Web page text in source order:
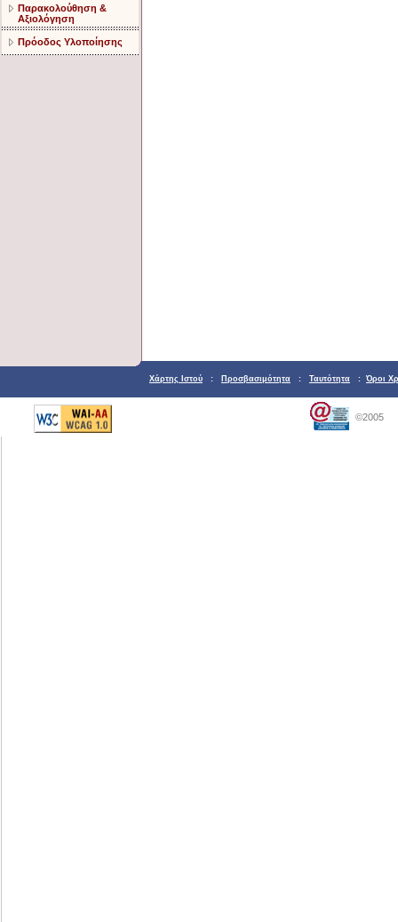
Παρακολούθηση &
Αξιολόγηση
Πρόοδος Υλοποίησης
Χάρτης Ιστού : Προσβασιμότητα : Ταυτότητα : Όροι
©2005